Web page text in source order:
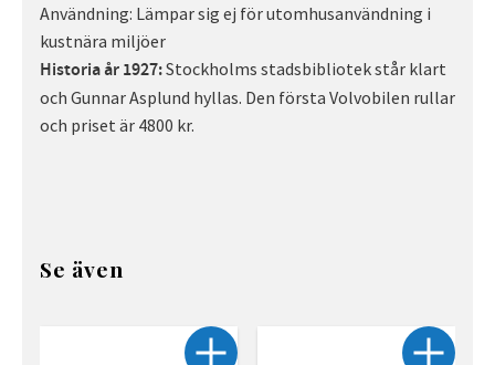
Användning: Lämpar sig ej för utomhusanvändning i
kustnära miljöer
Historia år 1927:Stockholms stadsbibliotek står klart
och Gunnar Asplund hyllas. Den första Volvobilen rullar
och priset är 4800 kr.
Se även